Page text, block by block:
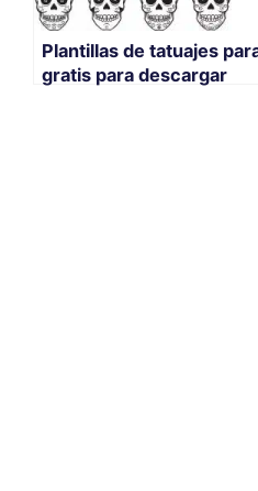
Plantillas de tatuajes
gratis para descargar